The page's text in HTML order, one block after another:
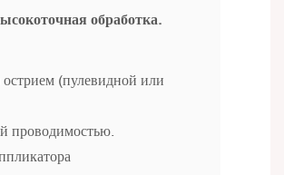
обработка.
(пулевидной или
проводимостью.